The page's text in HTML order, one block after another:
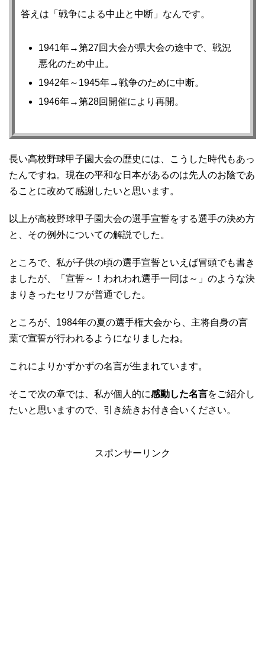
答えは「戦争による中止と中断」なんです。
1941年→第27回大会が県大会の途中で、戦況
悪化のため中止。
1942年～1945年→戦争のために中断。
1946年→第28回開催により再開。
長い高校野球甲子園大会の歴史には、こうした時代もあっ
たんですね。現在の平和な日本があるのは先人のお陰であ
ることに改めて感謝したいと思います。
以上が高校野球甲子園大会の選手宣誓をする選手の決め方
と、その例外についての解説でした。
ところで、私が子供の頃の選手宣誓といえば冒頭でも書き
ましたが、「宣誓～！われわれ選手一同は～」のような決
まりきったセリフが普通でした。
ところが、1984年の夏の選手権大会から、主将自身の言
葉で宣誓が行われるようになりましたね。
これによりかずかずの名言が生まれています。
そこで次の章では、私が個人的に感動した名言をご紹介し
たいと思いますので、引き続きお付き合いください。
スポンサーリンク